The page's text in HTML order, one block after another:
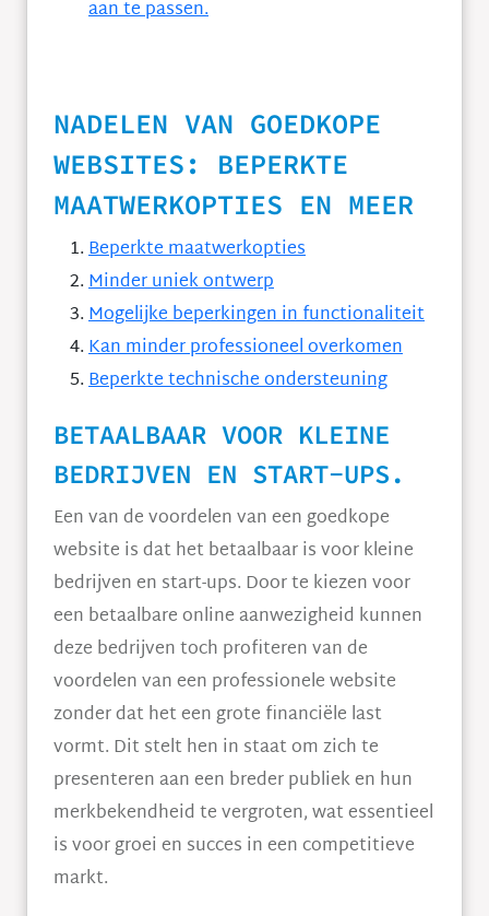
aan te passen.
NADELEN VAN GOEDKOPE
WEBSITES: BEPERKTE
MAATWERKOPTIES EN MEER
Beperkte maatwerkopties
Minder uniek ontwerp
Mogelijke beperkingen in functionaliteit
Kan minder professioneel overkomen
Beperkte technische ondersteuning
BETAALBAAR VOOR KLEINE
BEDRIJVEN EN START-UPS.
Een van de voordelen van een goedkope
website is dat het betaalbaar is voor kleine
bedrijven en start-ups. Door te kiezen voor
een betaalbare online aanwezigheid kunnen
deze bedrijven toch profiteren van de
voordelen van een professionele website
zonder dat het een grote financiële last
vormt. Dit stelt hen in staat om zich te
presenteren aan een breder publiek en hun
merkbekendheid te vergroten, wat essentieel
is voor groei en succes in een competitieve
markt.